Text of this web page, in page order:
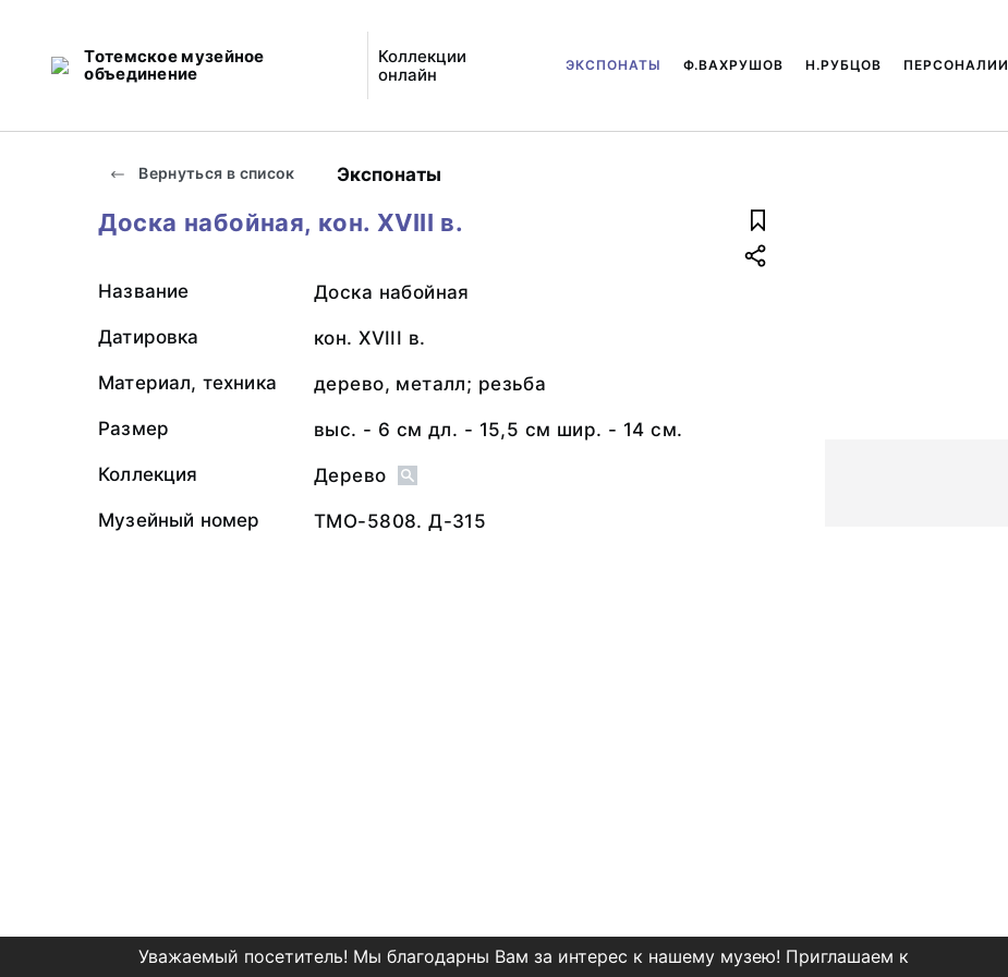
Тотемское музейное
объединение
Коллекции
онлайн
ЭКСПОНАТЫ Ф.ВАХРУШОВ Н.РУБЦОВ ПЕРСОНАЛИИ
Вернуться в список Экспонаты
Доска набойная, кон. XVIII в.
Название Доска набойная
Датировка кон. XVIII в.
Материал, техника дерево, металл; резьба
Размер выс. - 6 см дл. - 15,5 см шир. - 14 см.
Коллекция Дерево
Музейный номер ТМО-5808. Д-315
Уважаемый посетитель! Мы благодарны Вам за интерес к нашему музею! Приглашаем к